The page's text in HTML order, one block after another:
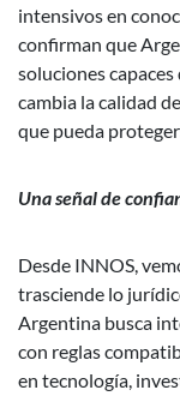
intensivos en
confirman que
soluciones
cambia la calidad
que pueda
Una señal de
Desde INNOS,
trasciende lo
Argentina busca
con reglas
en tecnología,